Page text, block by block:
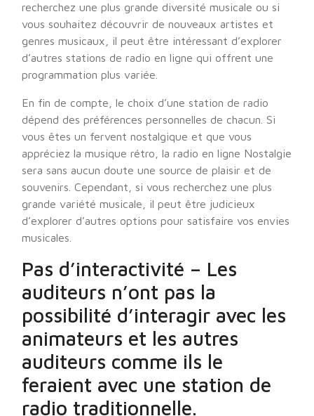
recherchez une plus grande diversité musicale ou si
vous souhaitez découvrir de nouveaux artistes et
genres musicaux, il peut être intéressant d’explorer
d’autres stations de radio en ligne qui offrent une
programmation plus variée.
En fin de compte, le choix d’une station de radio
dépend des préférences personnelles de chacun. Si
vous êtes un fervent nostalgique et que vous
appréciez la musique rétro, la radio en ligne Nostalgie
sera sans aucun doute une source de plaisir et de
souvenirs. Cependant, si vous recherchez une plus
grande variété musicale, il peut être judicieux
d’explorer d’autres options pour satisfaire vos envies
musicales.
Pas d’interactivité – Les
auditeurs n’ont pas la
possibilité d’interagir avec les
animateurs et les autres
auditeurs comme ils le
feraient avec une station de
radio traditionnelle.